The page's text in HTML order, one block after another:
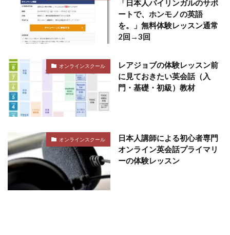
「日本人バイリンガルのサポ
ートで、ホンモノの英語
を。」無料体験レッスン通常
2回→3回
オンラインスクール
レアジョブの体験レッスン前
に見ておきたい英会話（入
門・基礎・初級）教材
オンラインスクール
日本人講師による初心者専門
オンライン英会話プライマリ
ーの体験レッスン